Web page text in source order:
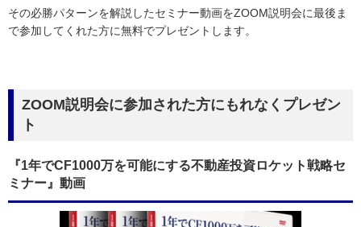
その必勝パターンを解説したセミナー動画をZOOM説明会に最後ま
で参加してくれた方に無料でプレゼントします。
ZOOM説明会に参加された方にもれなくプレゼン
ト
『1年でCF1000万を可能にする不動産投資ロケット戦略セ
ミナー』動画